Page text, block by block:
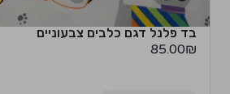
בד פלנל דגם כלבים צבעוניים
85.00₪